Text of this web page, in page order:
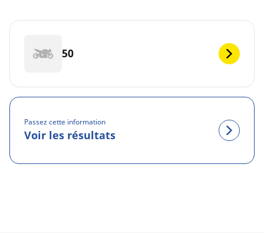
50
Passez cette information
Voir les résultats